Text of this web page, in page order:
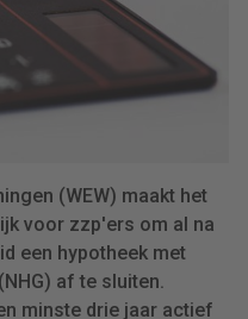
(WEW) maakt het
voor zzp'ers om al na
een hypotheek met
af te sluiten.
minste drie jaar actief